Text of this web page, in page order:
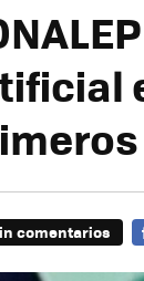
comentarios